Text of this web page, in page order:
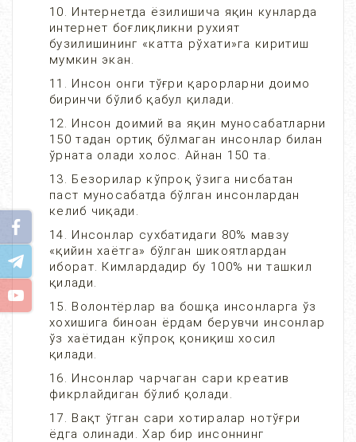
10. Интернетда ёзилишича яқин кунларда
интернет боғлиқликни рухият
бузилишининг «катта рўхати»га киритиш
мумкин экан.
11. Инсон онги тўғри қарорларни доимо
биринчи бўлиб қабул қилади.
12. Инсон доимий ва яқин муносабатларни
150 тадан ортиқ бўлмаган инсонлар билан
ўрната олади холос. Айнан 150 та.
13. Безорилар кўпроқ ўзига нисбатан
паст муносабатда бўлган инсонлардан
келиб чиқади.
14. Инсонлар сухбатидаги 80% мавзу
«қийин хаётга» бўлган шикоятлардан
иборат. Кимлардадир бу 100% ни ташкил
қилади.
15. Волонтёрлар ва бошқа инсонларга ўз
хохишига биноан ёрдам берувчи инсонлар
ўз хаётидан кўпроқ қониқиш хосил
қилади.
16. Инсонлар чарчаган сари креатив
фикрлайдиган бўлиб қолади.
17. Вақт ўтган сари хотиралар нотўғри
ёдга олинади. Хар бир инсоннинг